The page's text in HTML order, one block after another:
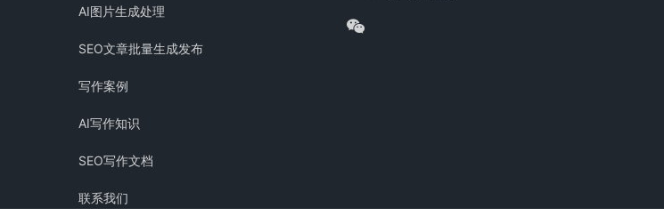
AI图片生成处理
SEO文章批量生成发布
写作案例
AI写作知识
SEO写作文档
联系我们